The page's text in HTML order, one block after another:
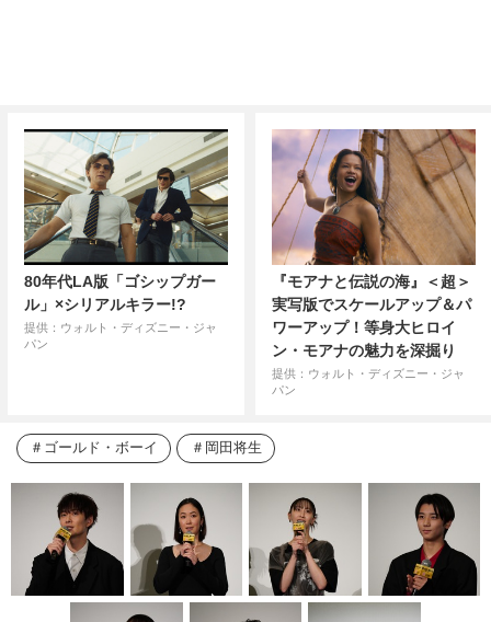
80年代LA版「ゴシップガー
ル」×シリアルキラー!?
提供：ウォルト・ディズニー・ジャ
パン
『モアナと伝説の海』＜超＞
実写版でスケールアップ＆パ
ワーアップ！等身大ヒロイ
ン・モアナの魅力を深掘り
提供：ウォルト・ディズニー・ジャ
パン
ゴールド・ボーイ 岡田将生